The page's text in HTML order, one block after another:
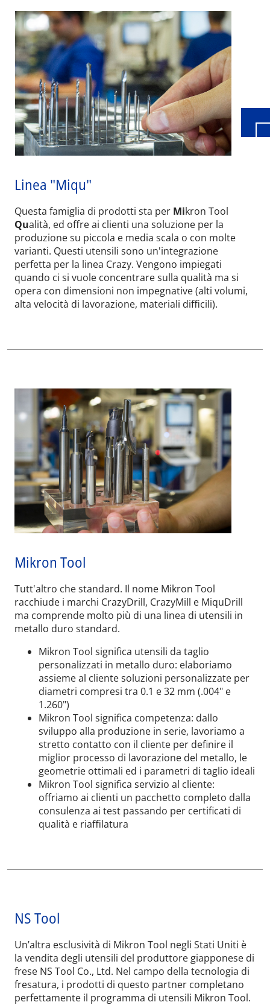
Linea "Miqu"
Questa famiglia di prodotti sta per Mikron Tool
Qualità, ed offre ai clienti una soluzione per la
produzione su piccola e media scala o con molte
varianti. Questi utensili sono un'integrazione
perfetta per la linea Crazy. Vengono impiegati
quando ci si vuole concentrare sulla qualità ma si
opera con dimensioni non impegnative (alti volumi,
alta velocità di lavorazione, materiali difficili).
Mikron Tool
Tutt'altro che standard. Il nome Mikron Tool
racchiude i marchi CrazyDrill, CrazyMill e MiquDrill
ma comprende molto più di una linea di utensili in
metallo duro standard.
Mikron Tool significa utensili da taglio
personalizzati in metallo duro: elaboriamo
assieme al cliente soluzioni personalizzate per
diametri compresi tra 0.1 e 32 mm (.004" e
1.260")
Mikron Tool significa competenza: dallo
sviluppo alla produzione in serie, lavoriamo a
stretto contatto con il cliente per definire il
miglior processo di lavorazione del metallo, le
geometrie ottimali ed i parametri di taglio ideali
Mikron Tool significa servizio al cliente:
offriamo ai clienti un pacchetto completo dalla
consulenza ai test passando per certificati di
qualità e riaffilatura
NS Tool
Un’altra esclusività di Mikron Tool negli Stati Uniti è
la vendita degli utensili del produttore giapponese di
frese NS Tool Co., Ltd. Nel campo della tecnologia di
fresatura, i prodotti di questo partner completano
perfettamente il programma di utensili Mikron Tool.